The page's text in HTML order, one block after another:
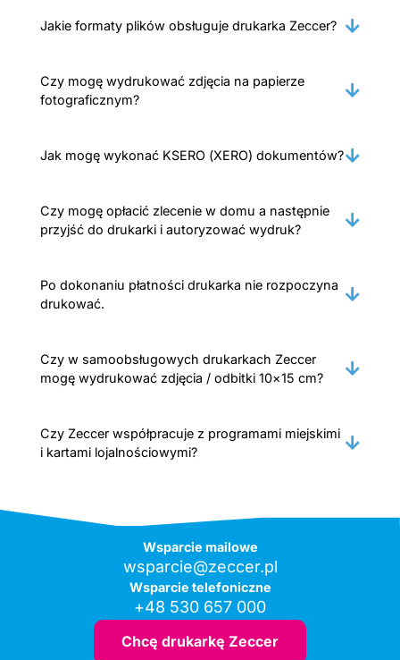
Jakie formaty plików obsługuje drukarka Zeccer?
Czy mogę wydrukować zdjęcia na papierze
fotograficznym?
Jak mogę wykonać KSERO (XERO) dokumentów?
Czy mogę opłacić zlecenie w domu a następnie
przyjść do drukarki i autoryzować wydruk?
Po dokonaniu płatności drukarka nie rozpoczyna
drukować.
Czy w samoobsługowych drukarkach Zeccer
mogę wydrukować zdjęcia / odbitki 10×15 cm?
Czy Zeccer współpracuje z programami miejskimi
i kartami lojalnościowymi?
Wsparcie mailowe
wsparcie@zeccer.pl
Wsparcie telefoniczne
+48 530 657 000
Chcę drukarkę Zeccer